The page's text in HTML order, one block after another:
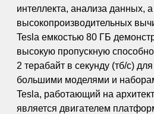
интеллекта, анализа данных,
высокопроизводительных
Tesla емкостью 80 ГБ
высокую пропускную
2 терабайт в секунду (тб/с)
большими моделями и
Tesla, работающий на
является двигателем